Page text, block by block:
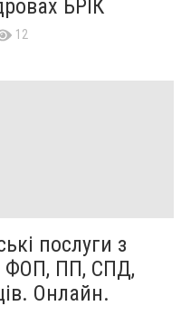
БРІК
12
послуги з
ФОП, ПП, СПД,
Онлайн.